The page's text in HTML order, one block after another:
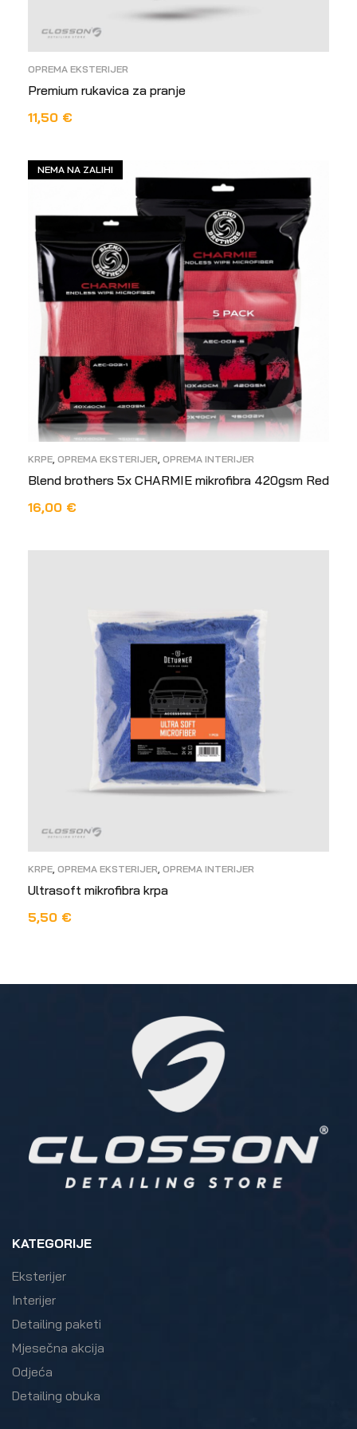
OPREMA EKSTERIJER
Premium rukavica za pranje
11,50 €
NEMA NA ZALIHI
KRPE, OPREMA EKSTERIJER, OPREMA INTERIJER
Blend brothers 5x CHARMIE mikrofibra 420gsm Red
16,00 €
KRPE, OPREMA EKSTERIJER, OPREMA INTERIJER
Ultrasoft mikrofibra krpa
5,50 €
KATEGORIJE
Eksterijer
Interijer
Detailing paketi
Mjesečna akcija
Odjeća
Detailing obuka